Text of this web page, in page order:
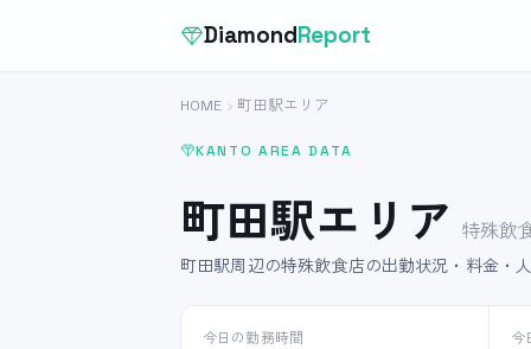
DiamondReport
HOME 町田駅エリア
KANTO AREA DATA
町田駅エリア 特殊飲
町田駅周辺の特殊飲食店の出勤状況・料金・
今日の勤務時間 今